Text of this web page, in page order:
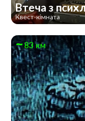
Втеча з
Квест-кімната
83 км